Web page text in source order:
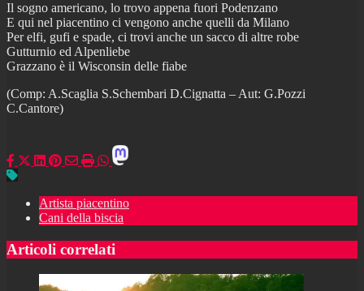
Il sogno americano, lo trovo appena fuori Podenzano
E qui nel piacentino ci vengono anche quelli da Milano
Per elfi, gufi e spade, ci trovi anche un sacco di altre robe
Gutturnio ed Alpenliebe
Grazzano è il Wisconsin delle fiabe
(Comp: A.Scaglia S.Schembari D.Cignatta – Aut: G.Pozzi
C.Cantore)
Artista piacentino
Cani della biscia
Articoli correlati